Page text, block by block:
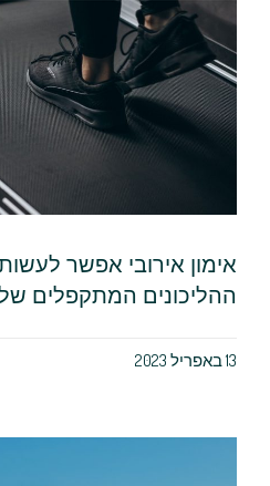
אימון אירובי אפשר לעשות
ההליכונים המתקפלים של WalkingPad